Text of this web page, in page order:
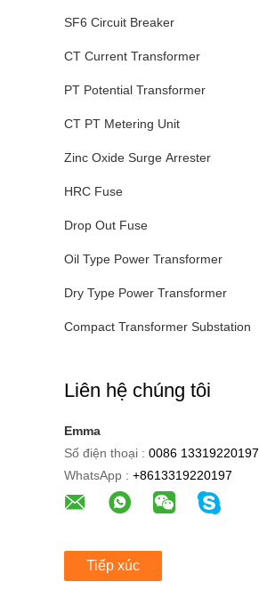
SF6 Circuit Breaker
CT Current Transformer
PT Potential Transformer
CT PT Metering Unit
Zinc Oxide Surge Arrester
HRC Fuse
Drop Out Fuse
Oil Type Power Transformer
Dry Type Power Transformer
Compact Transformer Substation
Liên hệ chúng tôi
Emma
Số điện thoại : 0086 13319220197
WhatsApp : +8613319220197
Tiếp xúc